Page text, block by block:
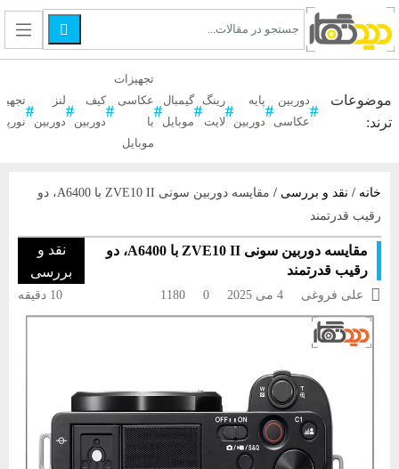

موضوعات
ترند:
دوربین
عکاسی
پایه
دوربین
رینگ
لایت
گیمبال
موبایل
تجهیزات
عکاسی
با
موبایل
کیف
دوربین
لنز
دوربین
خانه / نقد و بررسی /
مقایسه دوربین سونی ZVE10 II با A6400، دو
رقیب قدرتمند
مقایسه دوربین سونی ZVE10 II با A6400، دو
رقیب قدرتمند
نقد و
بررسی
 علی فروغی 4 می 2025 0
1180 10 دقیقه